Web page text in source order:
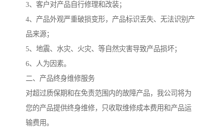
3、客户对产品自行修理和改装；
4、产品外观严重破损变形，产品标识丢失、无法识别产
品来源；
5、地震、水灾、火灾、等自然灾害导致产品损坏；
6、人为因素。
二、产品终身维修服务
对超过质保期和在免责范围内的故障产品，我公司将为
您的产品提供终身维修，只收取维修成本费用和产品运
输费用。